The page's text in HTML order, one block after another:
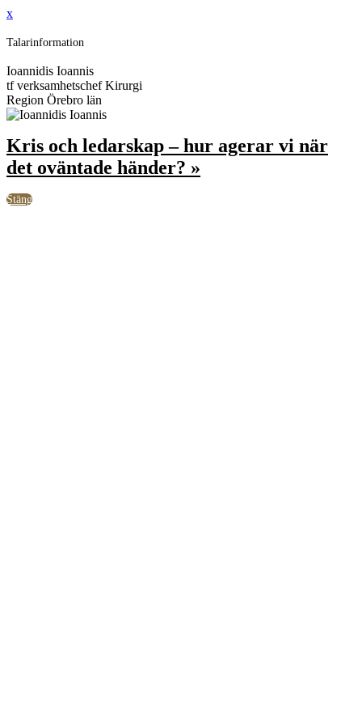
x
Talarinformation
Ioannidis Ioannis
tf verksamhetschef Kirurgi
Region Örebro län
Kris och ledarskap – hur agerar vi när
det oväntade händer? »
Stäng